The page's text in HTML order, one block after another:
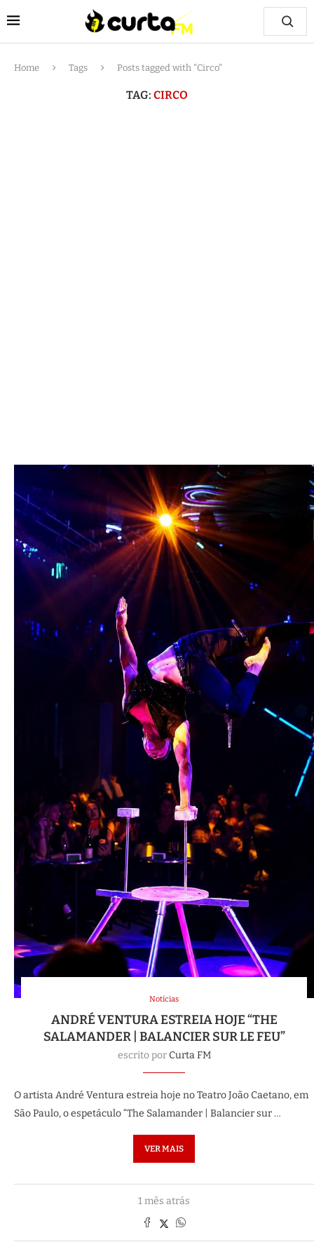
Home Tags Posts tagged with "Circo"
TAG: CIRCO
Notícias
ANDRÉ VENTURA ESTREIA HOJE “THE
SALAMANDER | BALANCIER SUR LE FEU”
escrito porCurta FM
O artista André Ventura estreia hoje no Teatro João Caetano, em
São Paulo, o espetáculo “The Salamander | Balancier sur …
VER MAIS
1 mês atrás